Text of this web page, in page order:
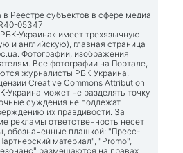
Реестре субъектов в сфере медиа
05347
Украина» имеет трехязычную
и английскую), главная страница
. Фотографии, изображения
Все фотографии на Портале,
журналисты РБК-Украина,
Creative Commons Attribution
Украина может не разделять точку
суждения не подлежат
их правдивости. За
рекламы ответственность несет
обозначенные плашкой: "Пресс-
материал", "Promo",
размещаются на правах